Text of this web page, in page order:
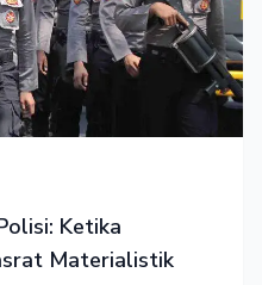
Ketika
Materialistik